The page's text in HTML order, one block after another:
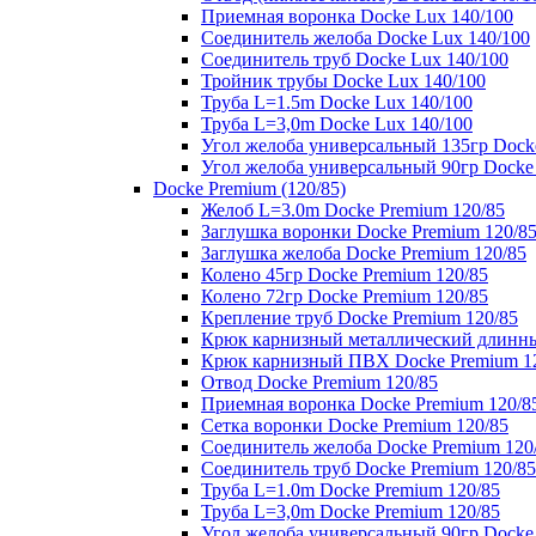
Приемная воронка Docke Lux 140/100
Соединитель желоба Docke Lux 140/100
Соединитель труб Docke Lux 140/100
Тройник трубы Docke Lux 140/100
Труба L=1.5m Docke Lux 140/100
Труба L=3,0m Docke Lux 140/100
Угол желоба универсальный 135гр
Угол желоба универсальный 90гр
Docke Premium (120/85)
Желоб L=3.0m Docke Premium 120/85
Заглушка воронки Docke Premium 120/85
Заглушка желоба Docke Premium 120/85
Колено 45гр Docke Premium 120/85
Колено 72гр Docke Premium 120/85
Крепление труб Docke Premium 120/85
Крюк карнизный металлический
Крюк карнизный ПВХ Docke Premium
Отвод Docke Premium 120/85
Приемная воронка Docke Premium 120/
Сетка воронки Docke Premium 120/85
Соединитель желоба Docke Premium
Соединитель труб Docke Premium 120/85
Труба L=1.0m Docke Premium 120/85
Труба L=3,0m Docke Premium 120/85